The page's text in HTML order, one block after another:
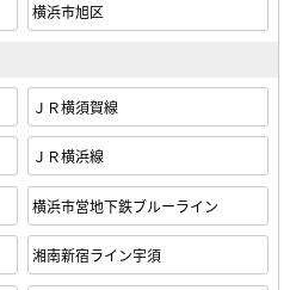
横浜市旭区
ＪＲ横須賀線
ＪＲ横浜線
横浜市営地下鉄ブルーライン
湘南新宿ライン宇須